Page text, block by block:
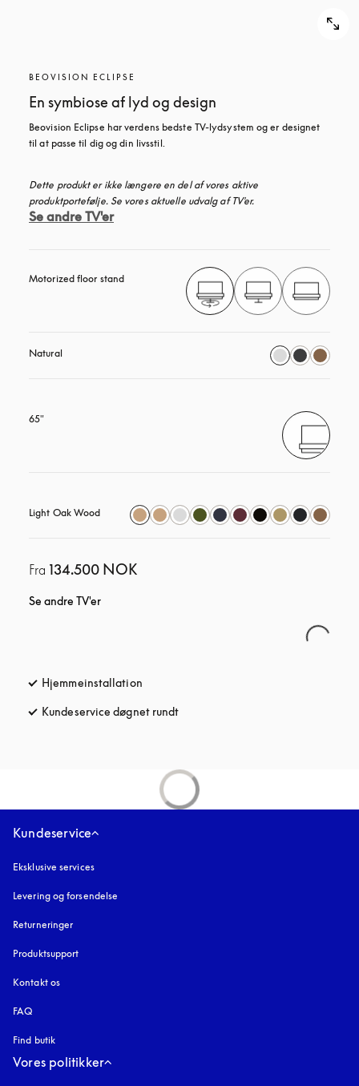
BEOVISION ECLIPSE
En symbiose af lyd og design
Beovision Eclipse har verdens bedste TV-lydsystem og er designet
til at passe til dig og din livsstil.
Dette produkt er ikke længere en del af vores aktive
produktportefølje. Se vores aktuelle udvalg af TV'er.
Se andre TV'er
Motorized floor stand
Natural
65"
Light Oak Wood
Fra 134.500 NOK
Se andre TV'er
Hjemmeinstallation
Kundeservice døgnet rundt
Kundeservice
Eksklusive services
Levering og forsendelse
Returneringer
Produktsupport
Kontakt os
FAQ
Find butik
Vores politikker